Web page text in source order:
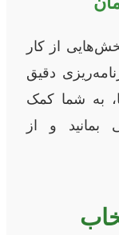
از کار
دقیق
به شما کمک
و از